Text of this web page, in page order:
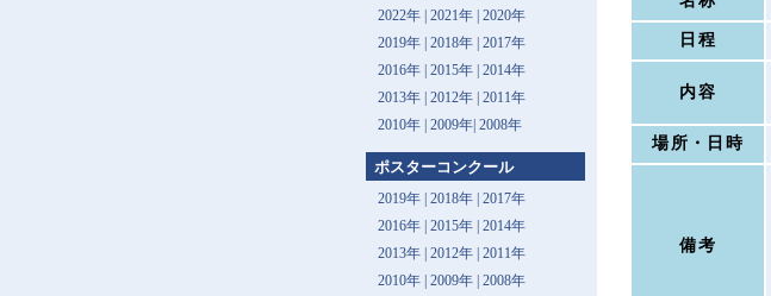
日程
内容
場所・日時
備考
2022年| 2021年| 2020年
2019年| 2018年| 2017年
2016年| 2015年| 2014年
2013年 | 2012年| 2011年
2010年| 2009年| 2008年
ポスターコンクール
2019年 | 2018年 | 2017年
2016年 | 2015年 | 2014年
2013年 | 2012年 | 2011年
2010年 | 2009年 | 2008年